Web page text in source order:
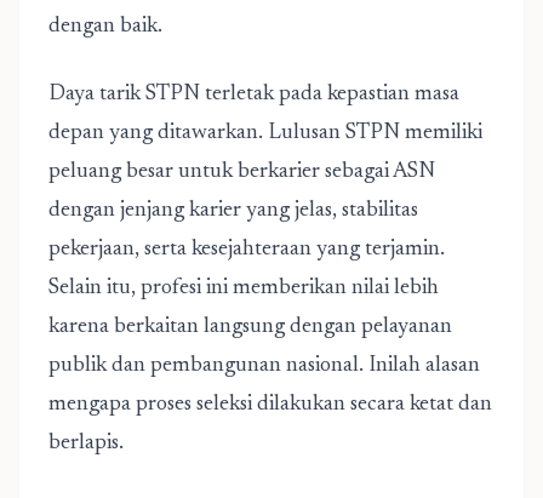
dengan baik.
Daya tarik STPN terletak pada kepastian masa
depan yang ditawarkan. Lulusan STPN memiliki
peluang besar untuk berkarier sebagai ASN
dengan jenjang karier yang jelas, stabilitas
pekerjaan, serta kesejahteraan yang terjamin.
Selain itu, profesi ini memberikan nilai lebih
karena berkaitan langsung dengan pelayanan
publik dan pembangunan nasional. Inilah alasan
mengapa proses seleksi dilakukan secara ketat dan
berlapis.